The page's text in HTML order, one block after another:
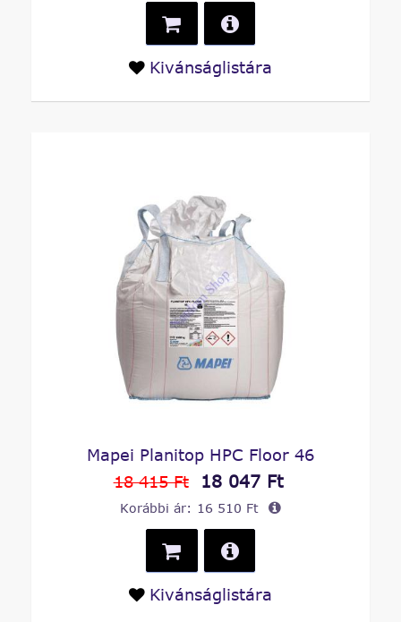
Kivánságlistára
Mapei Planitop HPC Floor 46
18 415 Ft
18 047 Ft
Korábbi ár: 16 510 Ft
Kivánságlistára